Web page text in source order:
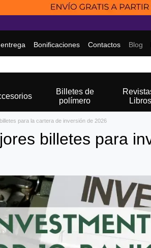
Bonificaciones Contactos Blog
Billetes de
polímero
Libros
para la cartera de inversión de 2026
billetes para